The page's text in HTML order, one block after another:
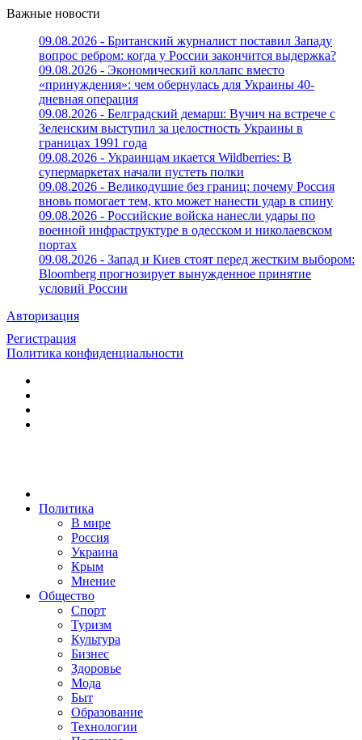
Важные новости
09.08.2026 - Британский журналист поставил Западу
вопрос ребром: когда у России закончится выдержка?
09.08.2026 - Экономический коллапс вместо
«принуждения»: чем обернулась для Украины 40-
дневная операция
09.08.2026 - Белградский демарш: Вучич на встрече с
Зеленским выступил за целостность Украины в
границах 1991 года
09.08.2026 - Украинцам икается Wildberries: В
супермаркетах начали пустеть полки
09.08.2026 - Великодушие без границ: почему Россия
вновь помогает тем, кто может нанести удар в спину
09.08.2026 - Российские войска нанесли удары по
военной инфраструктуре в одесском и николаевском
портах
09.08.2026 - Запад и Киев стоят перед жестким выбором:
Bloomberg прогнозирует вынужденное принятие
условий России
Авторизация
Регистрация
Политика конфиденциальности
Политика
В мире
Россия
Украина
Крым
Мнение
Общество
Спорт
Туризм
Культура
Бизнес
Здоровье
Мода
Быт
Образование
Технологии